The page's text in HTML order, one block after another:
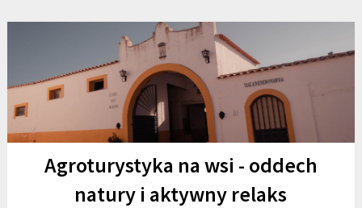
Agroturystyka na wsi - oddech
natury i aktywny relaks